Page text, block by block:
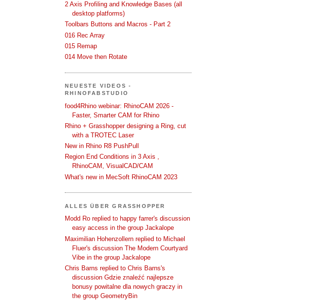
2 Axis Profiling and Knowledge Bases (all
desktop platforms)
Toolbars Buttons and Macros - Part 2
016 Rec Array
015 Remap
014 Move then Rotate
NEUESTE VIDEOS -
RHINOFABSTUDIO
food4Rhino webinar: RhinoCAM 2026 -
Faster, Smarter CAM for Rhino
Rhino + Grasshopper designing a Ring, cut
with a TROTEC Laser
New in Rhino R8 PushPull
Region End Conditions in 3 Axis ,
RhinoCAM, VisualCAD/CAM
What's new in MecSoft RhinoCAM 2023
ALLES ÜBER GRASSHOPPER
Modd Ro replied to happy farrer's discussion
easy access in the group Jackalope
Maximilian Hohenzollern replied to Michael
Fluer's discussion The Modern Courtyard
Vibe in the group Jackalope
Chris Barns replied to Chris Barns's
discussion Gdzie znaleźć najlepsze
bonusy powitalne dla nowych graczy in
the group GeometryBin